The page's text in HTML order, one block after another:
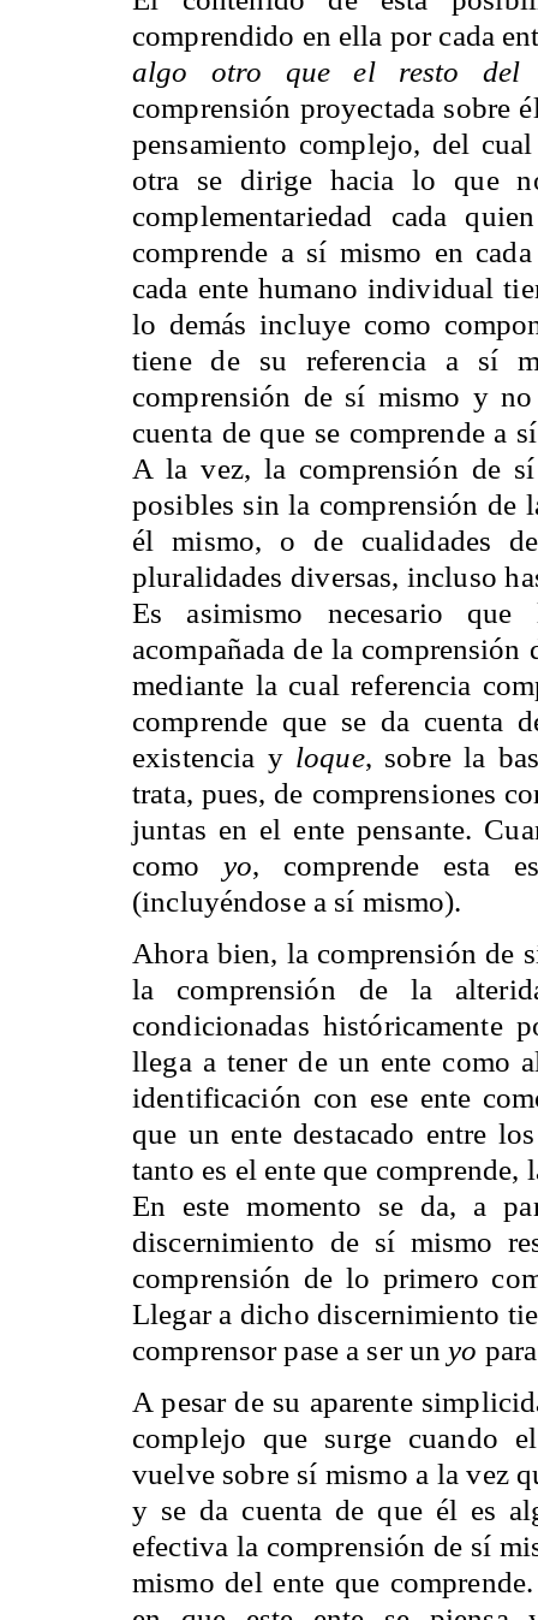
comprendido en ella por cada
algo otro que el resto del
comprensión proyectada sobre
pensamiento complejo, del
otra se dirige hacia lo que
complementariedad cada
comprende a sí mismo en cada
cada ente humano individual
lo demás incluye como
tiene de su referencia a sí
comprensión de sí mismo y
cuenta de que se comprende a
A la vez, la comprensión de
posibles sin la comprensión de
él mismo, o de cualidades
pluralidades diversas, incluso
Es asimismo necesario
acompañada de la
mediante la cual referencia
comprende que se da cuenta
existencia y loque, sobre la
trata, pues, de comprensiones
juntas en el ente pensante.
comoyo, comprende esta
(incluyéndose a sí mismo).
Ahora bien, la comprensión de
la comprensión de la
condicionadas históricamente
llega a tener de un ente como
identificación con ese ente
que un ente destacado entre
tanto es el ente que
En este momento se da, a
discernimiento de sí mismo
comprensión de lo primero
Llegar a dicho discernimiento
comprensor pase a ser unyo
A pesar de su aparente
complejo que surge cuando
vuelve sobre sí mismo a la vez
y se da cuenta de que él es
efectiva la comprensión de sí
mismo del ente que